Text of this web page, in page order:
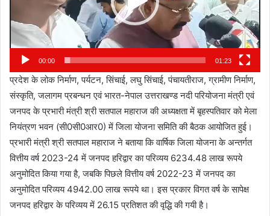
00:00 01:23
प्रदेश के लोक निर्माण, पर्यटन, सिंचाई, लघु सिंचाई, पंचायतीराज, ग्रामीण निर्माण,
संस्कृति, जलागम प्रबन्धन एवं भारत-नेपाल उत्तराखण्ड नदी परियोजना मंत्री एवं
जनपद के प्रभारी मंत्री श्री सतपाल महाराज की अध्यक्षता में बृहस्पतिवार को मेला
नियंत्रण भवन (सी0सी0आर0) में जिला योजना समिति की बैठक आयोजित हुई।
प्रभारी मंत्री श्री सतपाल महाराज ने बताया कि वार्षिक जिला योजना के अन्तर्गत
वित्तीय वर्ष 2023-24 में जनपद हरिद्वार का परिव्यय 6234.48 लाख रूपये
अनुमोदित किया गया है, जबकि पिछले वित्तीय वर्ष 2022-23 में जनपद का
अनुमोदित परिव्यय 4942.00 लाख रूपये था। इस प्रकार विगत वर्ष के सापेक्ष
जनपद हरिद्वार के परिव्यय में 26.15 प्रतिशत की वृद्धि की गयी है।